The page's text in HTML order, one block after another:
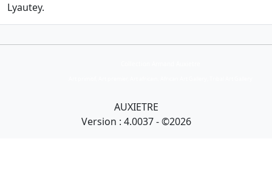
Lyautey.
AUXIETRE
Version : 4.0037 - ©2026